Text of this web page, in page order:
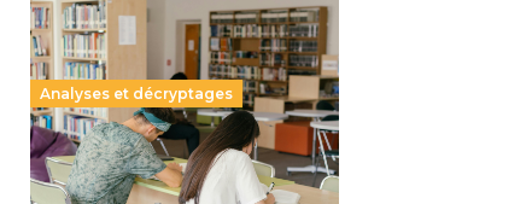
Analyses et décryptages
Supérieur privé : une dérive
qui met à mal la promesse